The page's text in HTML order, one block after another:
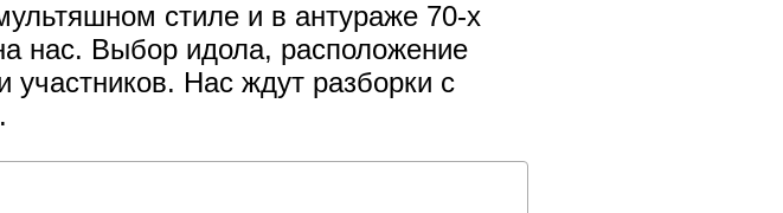
стиле и в антураже 70-х
нас. Выбор идола, расположение
Нас ждут разборки с